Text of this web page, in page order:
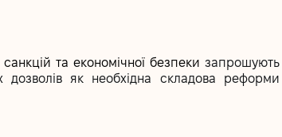
та економічної безпеки запрошують
дозволів як необхідна складова реформи